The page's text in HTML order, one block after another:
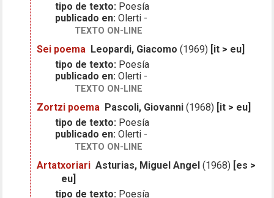
tipo de texto: Poesía
publicado en: Olerti -
TEXTO ON-LINE
Sei poema Leopardi, Giacomo (1969) [it > eu]
tipo de texto: Poesía
publicado en: Olerti -
TEXTO ON-LINE
Zortzi poema Pascoli, Giovanni (1968) [it > eu]
tipo de texto: Poesía
publicado en: Olerti -
TEXTO ON-LINE
Artatxoriari Asturias, Miguel Angel (1968) [es >
eu]
tipo de texto: Poesía